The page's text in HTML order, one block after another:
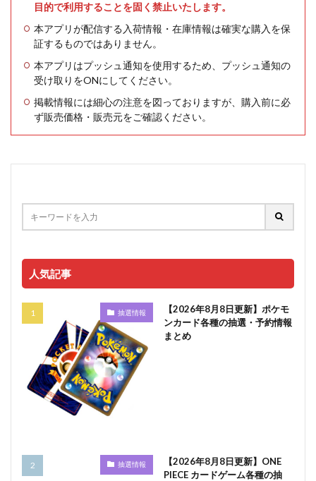
目的で利用することを固く禁止いたします。
本アプリが配信する入荷情報・在庫情報は確実な購入を保
証するものではありません。
本アプリはプッシュ通知を使用するため、プッシュ通知の
受け取りをONにしてください。
掲載情報には細心の注意を図っておりますが、購入前に必
ず販売価格・販売元をご確認ください。
人気記事
抽選情報
【2026年8月8日更新】ポケモ
ンカード各種の抽選・予約情報
まとめ
抽選情報
【2026年8月8日更新】ONE
PIECE カードゲーム各種の抽